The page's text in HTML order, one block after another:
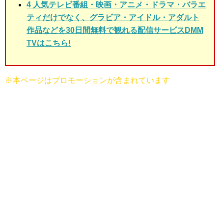
4 人気テレビ番組・映画・アニメ・ドラマ・バラエ
ティだけでなく、グラビア・アイドル・アダルト
作品などを30日間無料で観れる配信サービスDMM
TVはこちら!
※本ページはプロモーションが含まれています